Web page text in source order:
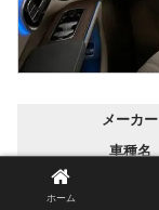
メーカー
車種名
ホーム